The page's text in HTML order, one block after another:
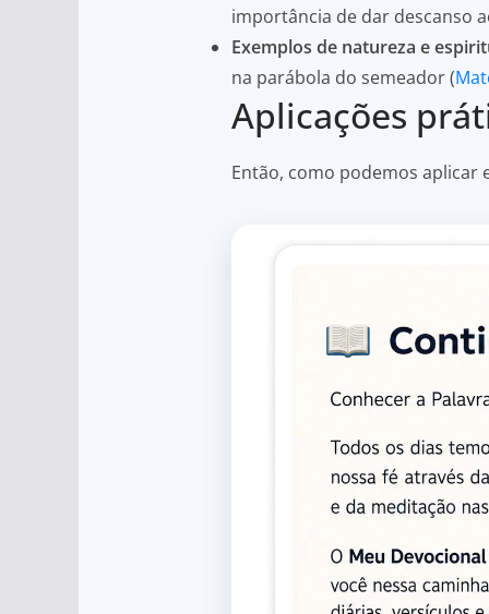
importância de dar descanso
Exemplos de natureza e
na parábola do semeador (
Aplicações
Então, como podemos aplicar